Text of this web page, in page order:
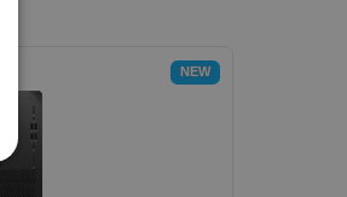
NEW